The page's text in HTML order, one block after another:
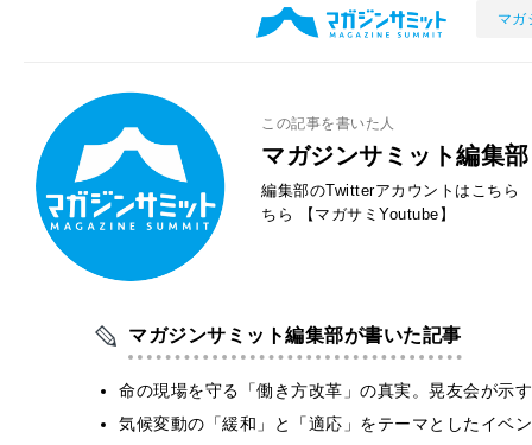
マガ
この記事を書いた人
マガジンサミット編集部
編集部のTwitterアカウントはこちら
ちら
【マガサミYoutube】
マガジンサミット編集部が書いた記事
命の現場を守る「働き方改革」の真実。晃友会が示
気候変動の「緩和」と「適応」をテーマとしたイベ